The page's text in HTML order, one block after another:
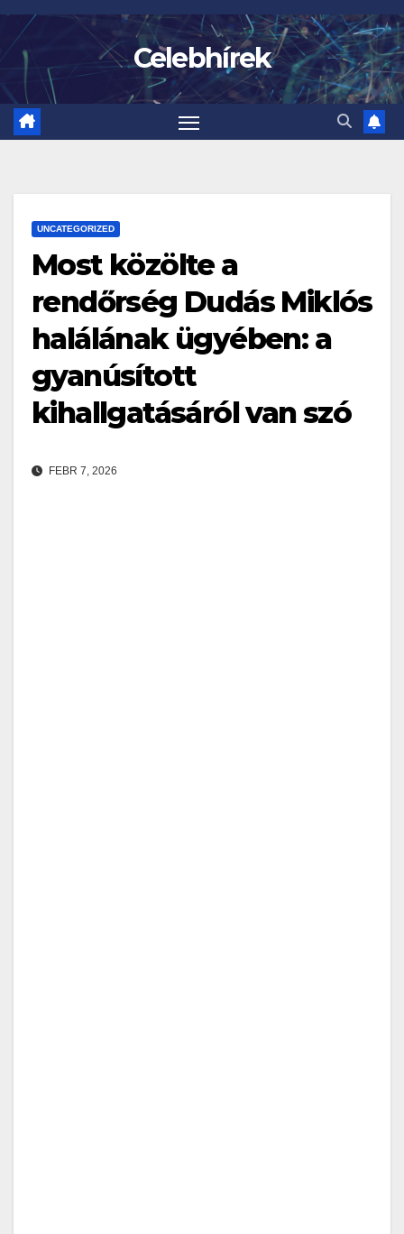
Skip
content
Celebhírek
UNCATEGORIZED
Most közölte a
rendőrség Dudás Miklós
halálának ügyében: a
gyanúsított
kihallgatásáról van szó
FEBR 7, 2026